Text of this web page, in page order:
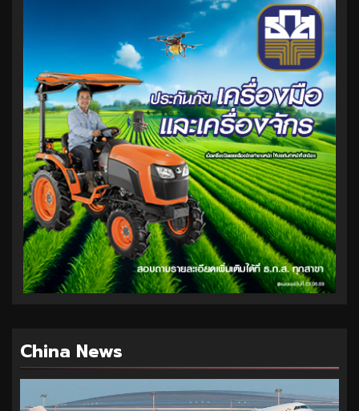
China News